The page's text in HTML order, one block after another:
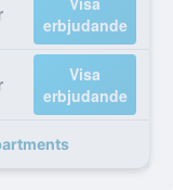
erbjudande
Visa
erbjudande